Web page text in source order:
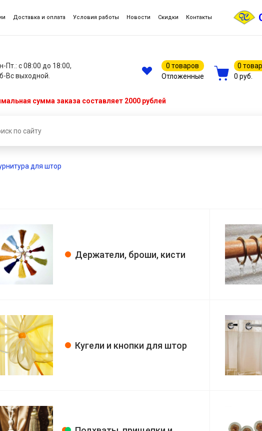
Доставка и оплата Условия работы Новости Скидки Контакты
Пт.: с 08:00 до 18:00,
Вс выходной.
0 товаров
Отложенные
0
0 руб.
сумма заказа составляет 2000 рублей
для штор
Держатели, броши, кисти
Кугели и кнопки для штор